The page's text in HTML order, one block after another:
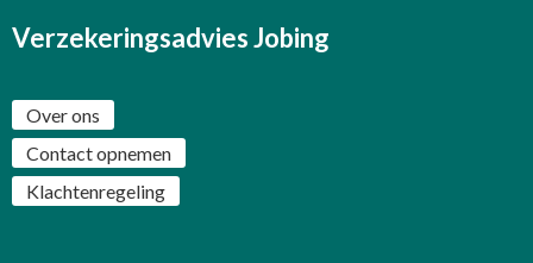
Verzekeringsadvies Jobing
Over ons
Contact opnemen
Klachtenregeling